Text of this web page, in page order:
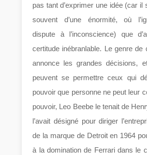
pas tant d’exprimer une idée (car il
souvent d’une énormité, où
dispute à l’inconscience) que
certitude inébranlable. Le genre de
annonce les grandes décisions,
peuvent se permettre ceux qui
pouvoir que personne ne peut leur
pouvoir, Leo Beebe le tenait de
l’avait désigné pour diriger
de la marque de Detroit en 1964
à la domination de Ferrari dans le